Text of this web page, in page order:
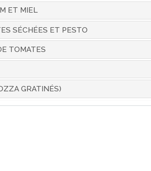
ET MIEL
SÉCHÉES ET PESTO
TOMATES
GRATINÉS)